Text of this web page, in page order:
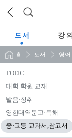
도 서 강 의
홈 도서 영어
TOEIC
대학·학원 교재
발음·청취
영한대역문고·독해
중·고등 교과서,참고서